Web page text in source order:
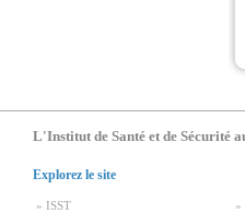
L'Institut de Santé et de Sécurité
Explorez le site
» ISST
»